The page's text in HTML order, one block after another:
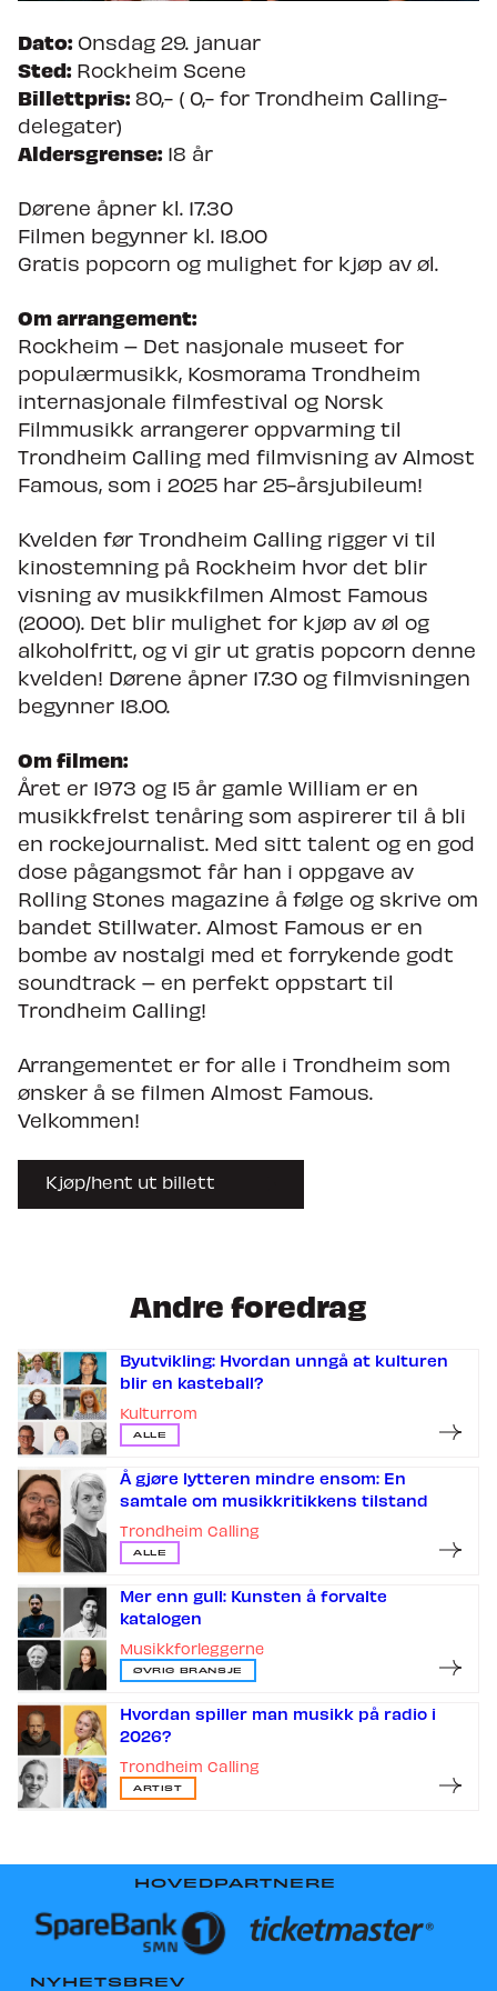
Nyheter
Om Trondheim Calling
Søk om å spille på TC27
Dato: Onsdag 29. januar
Sted: Rockheim Scene
Billettpris: 80,- ( 0,- for Trondheim Calling-
delegater)
Aldersgrense: 18 år
Dørene åpner kl. 17.30
Filmen begynner kl. 18.00
Gratis popcorn og mulighet for kjøp av øl.
Om arrangement:
Rockheim – Det nasjonale museet for
populærmusikk, Kosmorama Trondheim
internasjonale filmfestival og Norsk
Filmmusikk arrangerer oppvarming til
Trondheim Calling med filmvisning av Almost
Famous, som i 2025 har 25-årsjubileum!
Kvelden før Trondheim Calling rigger vi til
kinostemning på Rockheim hvor det blir
visning av musikkfilmen Almost Famous
(2000). Det blir mulighet for kjøp av øl og
alkoholfritt, og vi gir ut gratis popcorn denne
kvelden! Dørene åpner 17.30 og filmvisningen
begynner 18.00.
Om filmen:
Året er 1973 og 15 år gamle William er en
musikkfrelst tenåring som aspirerer til å bli
en rockejournalist. Med sitt talent og en god
dose pågangsmot får han i oppgave av
Rolling Stones magazine å følge og skrive om
bandet Stillwater. Almost Famous er en
bombe av nostalgi med et forrykende godt
soundtrack – en perfekt oppstart til
Trondheim Calling!
Arrangementet er for alle i Trondheim som
ønsker å se filmen Almost Famous.
Velkommen!
Kjøp/hent ut billett
Andre foredrag
Byutvikling: Hvordan unngå at kulturen
blir en kasteball?
Kulturrom
ALLE
Å gjøre lytteren mindre ensom: En
samtale om musikkritikkens tilstand
Trondheim Calling
ALLE
Mer enn gull: Kunsten å forvalte
katalogen
Musikkforleggerne
ØVRIG BRANSJE
Hvordan spiller man musikk på radio i
2026?
Trondheim Calling
ARTIST
HOVEDPARTNERE
NYHETSBREV